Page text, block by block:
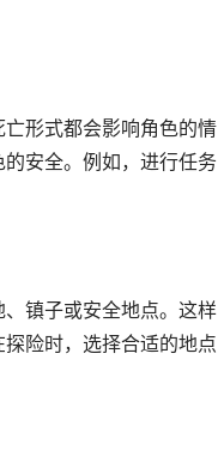
形式都会影响角色的情
安全。例如，进行任务
、镇子或安全地点。这样
险时，选择合适的地点